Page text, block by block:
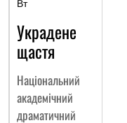
Вт
Украдене
щастя
Національний
академічний
драматичний